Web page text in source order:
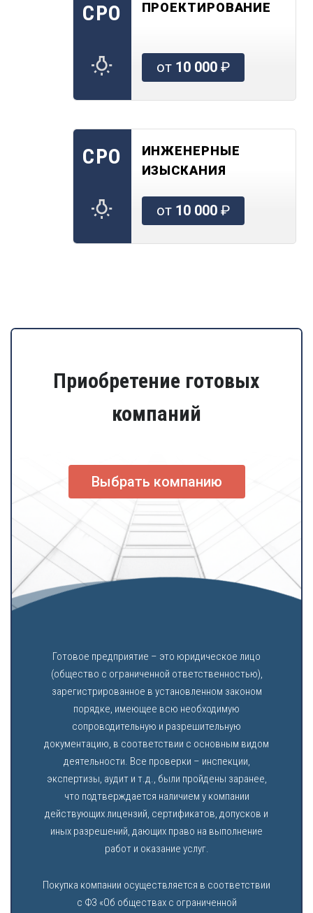
СРО ПРОЕКТИРОВАНИЕ
от 10 000₽
СРО
ИНЖЕНЕРНЫЕ
ИЗЫСКАНИЯ
от 10 000₽
Приобретение готовых
компаний
Выбрать компанию
Готовое предприятие – это юридическое лицо
(общество с ограниченной ответственностью),
зарегистрированное в установленном законом
порядке, имеющее всю необходимую
сопроводительную и разрешительную
документацию, в соответствии с основным видом
деятельности. Все проверки – инспекции,
экспертизы, аудит и т.д., были пройдены заранее,
что подтверждается наличием у компании
действующих лицензий, сертификатов, допусков и
иных разрешений, дающих право на выполнение
работ и оказание услуг.
Покупка компании осуществляется в соответствии
с ФЗ «Об обществах с ограниченной